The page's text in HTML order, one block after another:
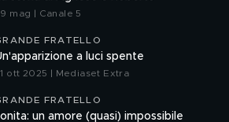
mag | Canale 5
FRATELLO
a luci spente
ott 2025 | Mediaset Extra
FRATELLO
un amore (quasi) impossibile